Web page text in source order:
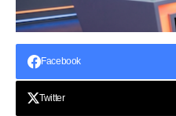
Facebook
Twitter